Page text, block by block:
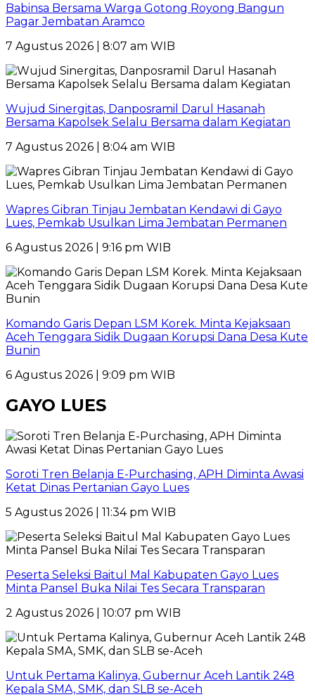
Babinsa Bersama Warga Gotong Royong Bangun
Pagar Jembatan Aramco
7 Agustus 2026 | 8:07 am WIB
Wujud Sinergitas, Danposramil Darul Hasanah
Bersama Kapolsek Selalu Bersama dalam Kegiatan
7 Agustus 2026 | 8:04 am WIB
Wapres Gibran Tinjau Jembatan Kendawi di Gayo
Lues, Pemkab Usulkan Lima Jembatan Permanen
6 Agustus 2026 | 9:16 pm WIB
Komando Garis Depan LSM Korek. Minta Kejaksaan
Aceh Tenggara Sidik Dugaan Korupsi Dana Desa Kute
Bunin
6 Agustus 2026 | 9:09 pm WIB
GAYO LUES
Soroti Tren Belanja E-Purchasing, APH Diminta Awasi
Ketat Dinas Pertanian Gayo Lues
5 Agustus 2026 | 11:34 pm WIB
Peserta Seleksi Baitul Mal Kabupaten Gayo Lues
Minta Pansel Buka Nilai Tes Secara Transparan
2 Agustus 2026 | 10:07 pm WIB
Untuk Pertama Kalinya, Gubernur Aceh Lantik 248
Kepala SMA, SMK, dan SLB se-Aceh